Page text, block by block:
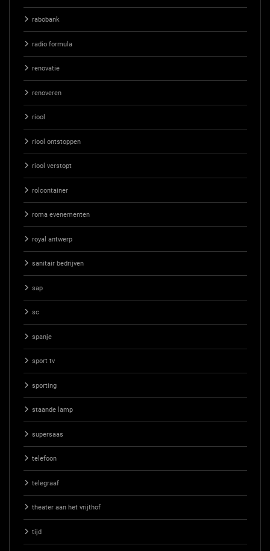
rabobank
radio formula
renovatie
renoveren
riool
riool ontstoppen
riool verstopt
rolcontainer
roma evenementen
royal antwerp
sanitair bedrijven
sap
sc
spanje
sport tv
sporting
staande lamp
supersaas
telefoon
telegraaf
theater aan het vrijthof
tijd